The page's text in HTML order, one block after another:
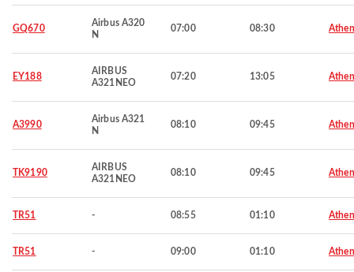
GQ670
Airbus A320
N
07:00 08:30
EY188
AIRBUS
A321NEO
07:20 13:05
A3990
Airbus A321
N
08:10 09:45
TK9190
AIRBUS
A321NEO
08:10 09:45
TR51 - 08:55 01:10
TR51 - 09:00 01:10